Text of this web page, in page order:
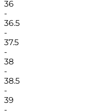
36
-
36.5
-
37.5
-
38
-
38.5
-
39
-